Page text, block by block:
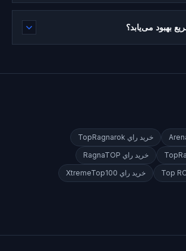
بهبود می‌یابد؟
خريد راي TopRagnarok
خريد راي RagnaTOP
Top خريد راي XtremeTop100